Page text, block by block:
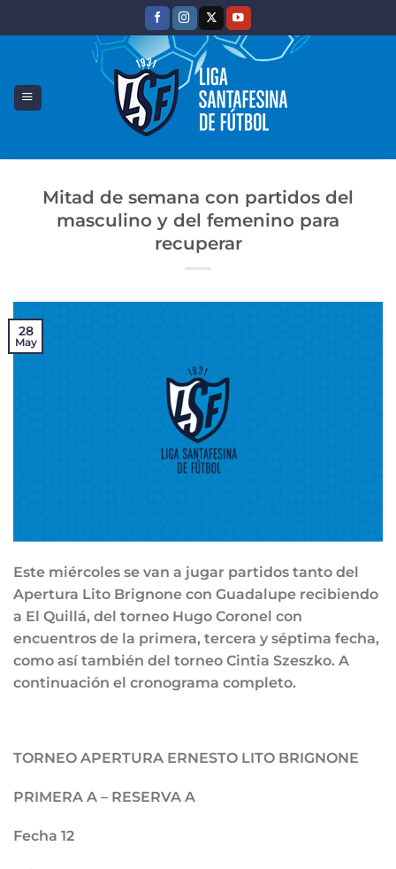
Mitad de semana con partidos del
masculino y del femenino para
recuperar
28
May
Este miércoles se van a jugar partidos tanto del
Apertura Lito Brignone con Guadalupe recibiendo
a El Quillá, del torneo Hugo Coronel con
encuentros de la primera, tercera y séptima fecha,
como así también del torneo Cintia Szeszko. A
continuación el cronograma completo.
TORNEO APERTURA ERNESTO LITO BRIGNONE
PRIMERA A – RESERVA A
Fecha 12